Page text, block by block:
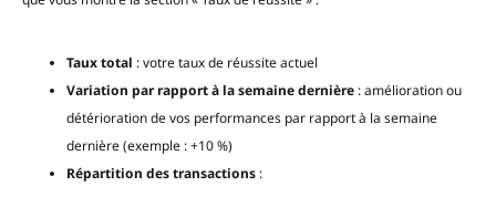
Taux total : votre taux de réussite actuel
Variation par rapport à la semaine dernière : amélioration ou
détérioration de vos performances par rapport à la semaine
dernière (exemple : +10 %)
Répartition des transactions :